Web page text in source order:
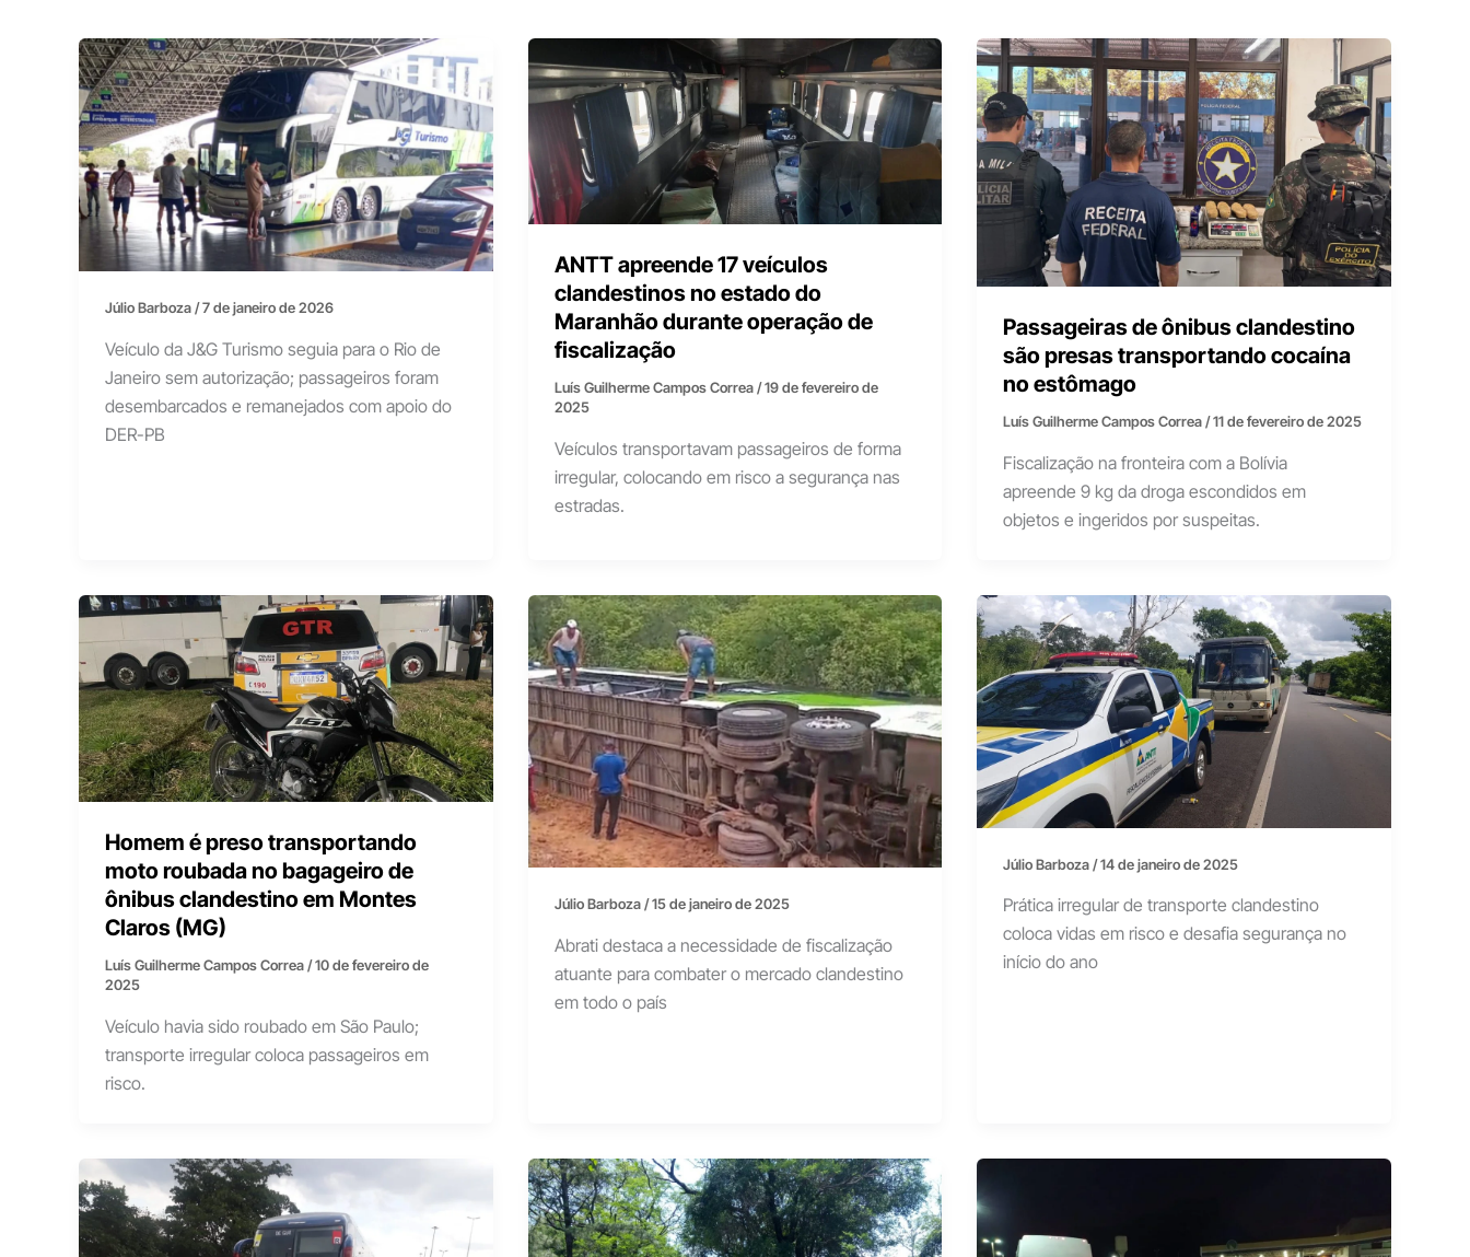
Júlio Barboza/7 de janeiro de 2026
Veículo da J&G Turismo seguia para o Rio de
Janeiro sem autorização; passageiros foram
desembarcados e remanejados com apoio do
DER-PB
ANTT apreende 17 veículos
clandestinos no estado do
Maranhão durante operação de
fiscalização
Luís Guilherme Campos Correa/19 de fevereiro de
2025
Veículos transportavam passageiros de forma
irregular, colocando em risco a segurança nas
estradas.
Passageiras de ônibus clandestino
são presas transportando cocaína
no estômago
Luís Guilherme Campos Correa/11 de fevereiro de 2025
Fiscalização na fronteira com a Bolívia
apreende 9 kg da droga escondidos em
objetos e ingeridos por suspeitas.
Homem é preso transportando
moto roubada no bagageiro de
ônibus clandestino em Montes
Claros (MG)
Luís Guilherme Campos Correa/10 de fevereiro de
2025
Veículo havia sido roubado em São Paulo;
transporte irregular coloca passageiros em
risco.
Júlio Barboza/15 de janeiro de 2025
Abrati destaca a necessidade de fiscalização
atuante para combater o mercado clandestino
em todo o país
Júlio Barboza/14 de janeiro de 2025
Prática irregular de transporte clandestino
coloca vidas em risco e desafia segurança no
início do ano